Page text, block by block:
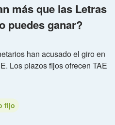
más que las Letras
puedes ganar?
han acusado el giro en
Los plazos fijos ofrecen TAE
fijo